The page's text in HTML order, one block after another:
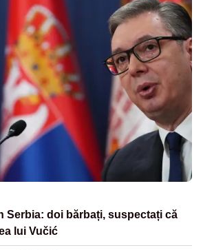
Serbia: doi bărbați, suspectați că
lui Vučić